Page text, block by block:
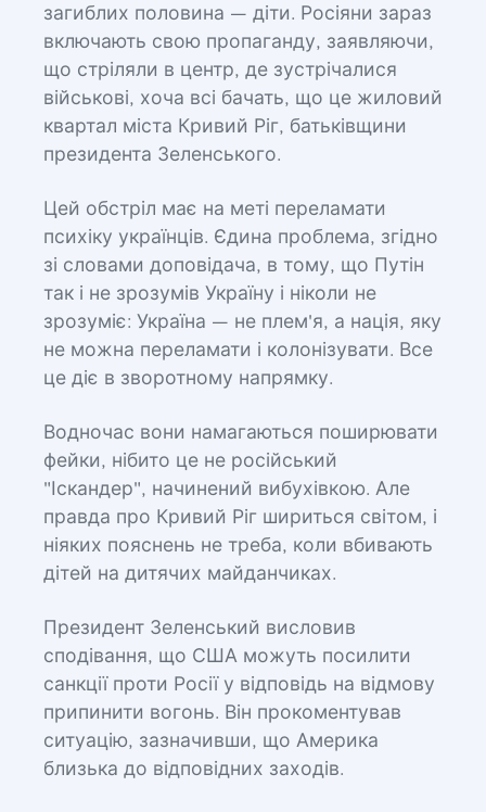
загиблих половина — діти. Росіяни зараз
включають свою пропаганду, заявляючи,
що стріляли в центр, де зустрічалися
військові, хоча всі бачать, що це жиловий
квартал міста Кривий Ріг, батьківщини
президента Зеленського.
Цей обстріл має на меті переламати
психіку українців. Єдина проблема, згідно
зі словами доповідача, в тому, що Путін
так і не зрозумів Україну і ніколи не
зрозуміє: Україна — не плем'я, а нація, яку
не можна переламати і колонізувати. Все
це діє в зворотному напрямку.
Водночас вони намагаються поширювати
фейки, нібито це не російський
"Іскандер", начинений вибухівкою. Але
правда про Кривий Ріг шириться світом, і
ніяких пояснень не треба, коли вбивають
дітей на дитячих майданчиках.
Президент Зеленський висловив
сподівання, що США можуть посилити
санкції проти Росії у відповідь на відмову
припинити вогонь. Він прокоментував
ситуацію, зазначивши, що Америка
близька до відповідних заходів.